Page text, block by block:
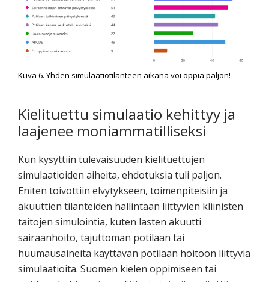
Kuva 6. Yhden simulaatiotilanteen aikana voi oppia paljon!
Kielituettu simulaatio kehittyy ja
laajenee moniammatilliseksi
Kun kysyttiin tulevaisuuden kielituettujen
simulaatioiden aiheita, ehdotuksia tuli paljon.
Eniten toivottiin elvytykseen, toimenpiteisiin ja
akuuttien tilanteiden hallintaan liittyvien kliinisten
taitojen simulointia, kuten lasten akuutti
sairaanhoito, tajuttoman potilaan tai
huumausaineita käyttävän potilaan hoitoon liittyviä
simulaatioita. Suomen kielen oppimiseen tai